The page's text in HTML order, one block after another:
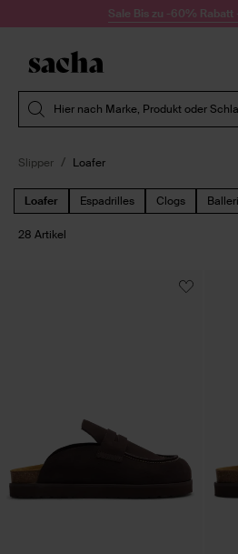
Zum Inhalt springenSale Bis zu -60% Rabatt
Hier nach Marke, Produkt oder
Slipper Loafer
Loafer Espadrilles Clogs
28 Artikel